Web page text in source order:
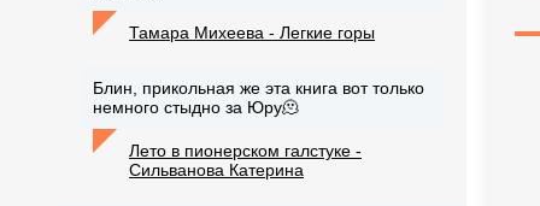
Тамара Михеева - Легкие горы
Блин, прикольная же эта книга вот только
немного стыдно за Юру🫠
Лето в пионерском галстуке -
Сильванова Катерина